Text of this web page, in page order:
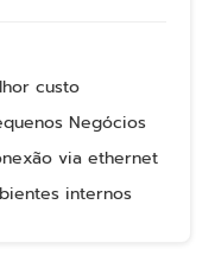
custo
Negócios
via ethernet
internos